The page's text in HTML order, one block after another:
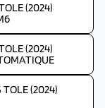
(2024)
(2024)
TOLE (2024)